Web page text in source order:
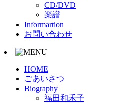
CD/DVD
楽譜
Informartion
お問い合わせ
HOME
ごあいさつ
Biography
福田和禾子